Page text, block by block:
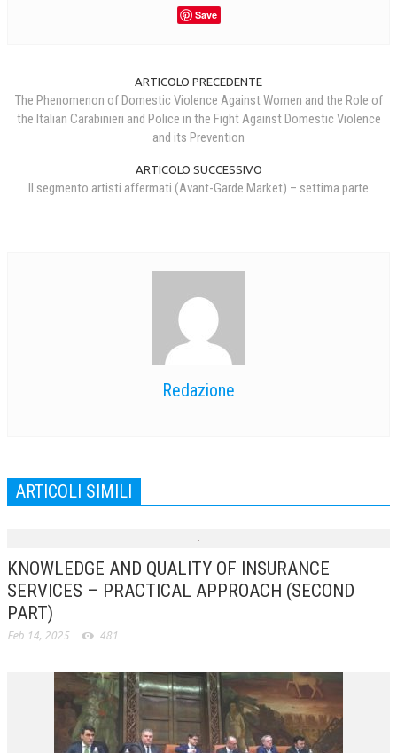
Save
ARTICOLO PRECEDENTE
The Phenomenon of Domestic Violence Against Women and the Role of
the Italian Carabinieri and Police in the Fight Against Domestic Violence
and its Prevention
ARTICOLO SUCCESSIVO
Il segmento artisti affermati (Avant-Garde Market) – settima parte
Redazione
ARTICOLI SIMILI
KNOWLEDGE AND QUALITY OF INSURANCE
SERVICES – PRACTICAL APPROACH (SECOND
PART)
Feb 14, 2025 481